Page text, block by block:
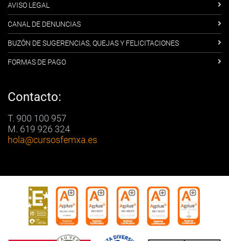
AVISO LEGAL
CANAL DE DENUNCIAS
BUZÓN DE SUGERENCIAS, QUEJAS Y FELICITACIONES
FORMAS DE PAGO
Contacto:
T. 900 100 957
M. 619 926 324
hola@cursosfemxa.es